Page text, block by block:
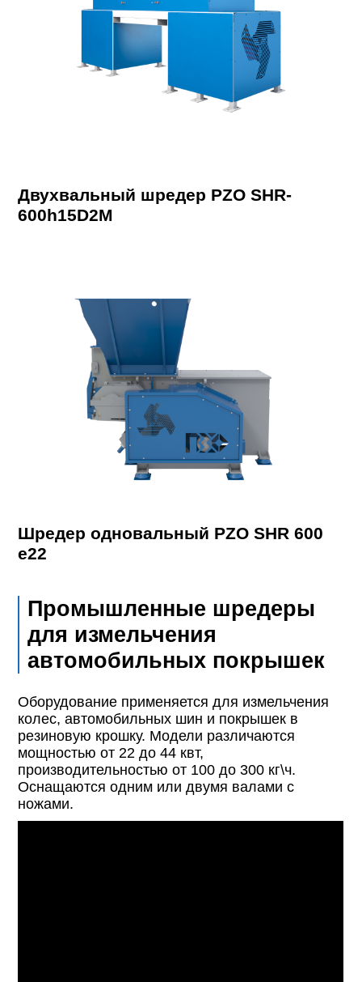
Двухвальный шредер PZO SHR-
600h15D2M
Шредер одновальный PZO SHR 600
e22
Промышленные шредеры
для измельчения
автомобильных покрышек
Оборудование применяется для измельчения
колес, автомобильных шин и покрышек в
резиновую крошку. Модели различаются
мощностью от 22 до 44 квт,
производительностью от 100 до 300 кг\ч.
Оснащаются одним или двумя валами с
ножами.